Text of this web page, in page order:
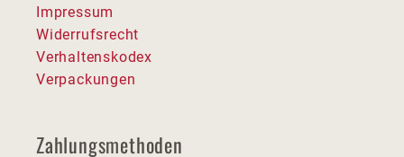
Impressum
Widerrufsrecht
Verhaltenskodex
Verpackungen
Zahlungsmethoden